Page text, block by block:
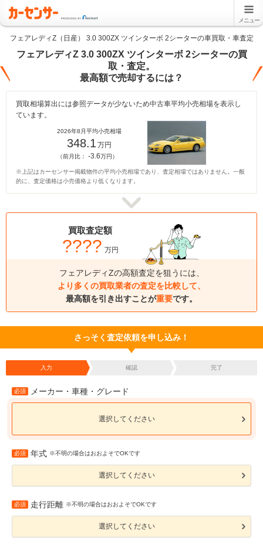
メニュー
フェアレディZ（日産） 3.0 300ZX ツインターボ 2シーターの車買取・車査定
フェアレディZ 3.0 300ZX ツインターボ 2シーターの買
取・査定。
最高額で売却するには？
買取相場算出には参照データが少ないため中古車平均小売相場を表示し
ています。
2026年8月平均小売相場
348.1 万円
（前月比： -3.6万円）
※上記はカーセンサー掲載物件の平均小売相場であり、査定相場ではありません。一般
的に、査定価格は小売価格より低くなります。
買取査定額
???? 万円
フェアレディZの高額査定を狙うには、
より多くの買取業者の査定を比較して、
最高額を引き出すことが重要です。
さっそく査定依頼を申し込み！
入力 確認 完了
必須 メーカー・車種・グレード
選択してください
必須 年式 ※不明の場合はおおよそでOKです
選択してください
必須 走行距離 ※不明の場合はおおよそでOKです
選択してください